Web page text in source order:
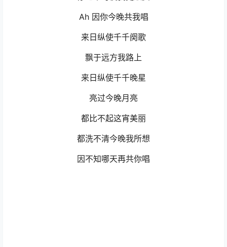
Ah 因你今晚共我唱
来日纵使千千阕歌
飘于远方我路上
来日纵使千千晚星
亮过今晚月亮
都比不起这宵美丽
都洗不清今晚我所想
因不知哪天再共你唱